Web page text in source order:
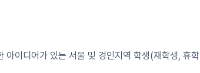
아이디어가 있는 서울 및 경인지역 학생(재학생, 휴학